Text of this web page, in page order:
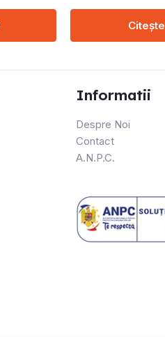
Informatii
Despre Noi
Contact
A.N.P.C.